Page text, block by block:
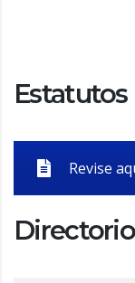
Estatutos
Revise